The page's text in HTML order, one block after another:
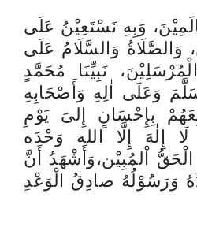
وَبِهِ نَسْتَعِيْنُ عَلَى
وَالصَّلَاةُ وَالسَّلَامُ عَلَى
نَبِيِّنَا مُحَمَّدٍ
وَعَلَى اٰلِهِ وَأَصْحَابِهِ
بِإِحْسَانٍ إِلىَ يَوْمِ
إِلٰهَ إِلَّا الله وَحْدَه
اْلمُبِيْن،وَأَشْهَدُ أَنَّ
وَرَسُوْلُهُ صادِقُ الْوَعْدِ